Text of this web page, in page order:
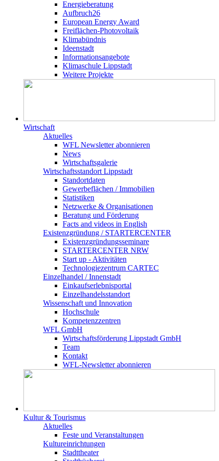
Energieberatung
Aufbruch26
European Energy Award
Freiflächen-Photovoltaik
Klimabündnis
Ideenstadt
Informationsangebote
Klimaschule Lippstadt
Weitere Projekte
Wirtschaft
Aktuelles
WFL Newsletter abonnieren
News
Wirtschaftsgalerie
Wirtschafts­­standort Lippstadt
Standortdaten
Gewerbeflächen / Immobilien
Statistiken
Netzwerke & Organisationen
Beratung und Förderung
Facts and videos in English
Existenz­gründung / STARTERCENTER
Existenzgründungsseminare
STARTERCENTER NRW
Start up - Aktivitäten
Technologiezentrum CARTEC
Einzelhandel / Innenstadt
Einkaufserlebnisportal
Einzelhandelsstandort
Wissenschaft und Innovation
Hochschule
Kompetenzzentren
WFL GmbH
Wirtschaftsförderung Lippstadt GmbH
Team
Kontakt
WFL-Newsletter abonnieren
Kultur & Tourismus
Aktuelles
Feste und Veranstaltungen
Kultureinrichtungen
Stadttheater